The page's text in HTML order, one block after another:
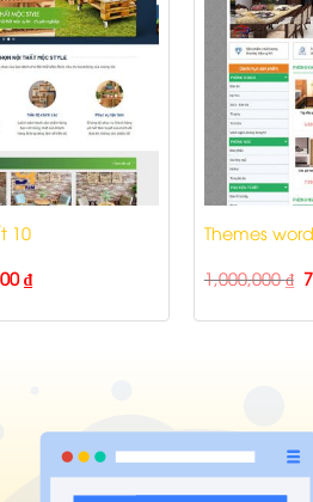
10
₫
Themes
1,000,000₫